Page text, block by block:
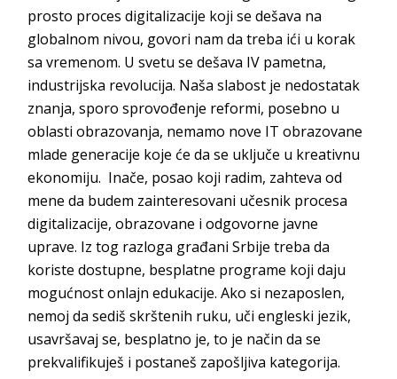
prosto proces digitalizacije koji se dešava na
globalnom nivou, govori nam da treba ići u korak
sa vremenom. U svetu se dešava IV pametna,
industrijska revolucija. Naša slabost je nedostatak
znanja, sporo sprovođenje reformi, posebno u
oblasti obrazovanja, nemamo nove IT obrazovane
mlade generacije koje će da se uključe u kreativnu
ekonomiju. Inače, posao koji radim, zahteva od
mene da budem zainteresovani učesnik procesa
digitalizacije, obrazovane i odgovorne javne
uprave. Iz tog razloga građani Srbije treba da
koriste dostupne, besplatne programe koji daju
mogućnost onlajn edukacije. Ako si nezaposlen,
nemoj da sediš skrštenih ruku, uči engleski jezik,
usavršavaj se, besplatno je, to je način da se
prekvalifikuješ i postaneš zapošljiva kategorija.